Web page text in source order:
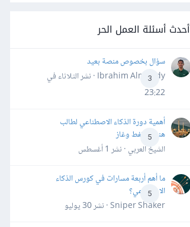
أحدث أسئلة العمل الحر
3
سؤال بخصوص منصة بعيد
Ibrahim Almahdy · نشر
الثلاثاء في
23:22
5
أهمية دورة الذكاء الاصطناعي لطالب
هندسة نفط وغاز
الشيخ العربي · نشر 1 أغسطس
5
ما أهم أربعة مسارات في كورس الذكاء
الاصطناعي؟
Sniper Shaker · نشر
30 يوليو